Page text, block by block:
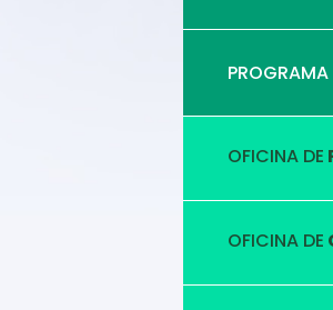
PROGRAMA
OFICINA DE
OFICINA DE